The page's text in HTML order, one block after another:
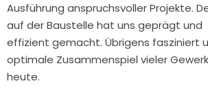
Ausführung anspruchsvoller Projekte.
auf der Baustelle hat uns geprägt und
effizient gemacht. Übrigens fasziniert
optimale Zusammenspiel vieler
heute.